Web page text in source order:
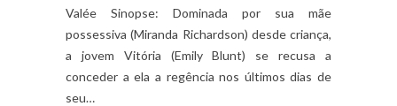
Valée Sinopse: Dominada por sua mãe
possessiva (Miranda Richardson) desde criança,
a jovem Vitória (Emily Blunt) se recusa a
conceder a ela a regência nos últimos dias de
seu…